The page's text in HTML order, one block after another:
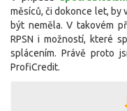
měsíců, či dokonce let, by
být neměla. V takovém
RPSN i možností, které
splácením. Právě proto
ProfiCredit.